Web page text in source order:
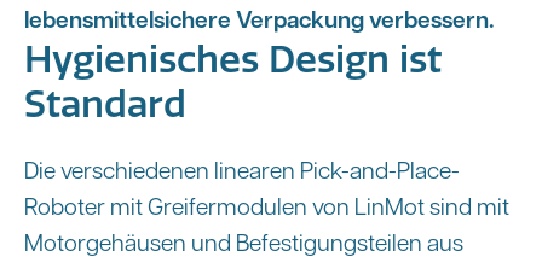
lebensmittelsichere Verpackung verbessern.
Hygienisches Design ist
Standard
Die verschiedenen linearen Pick-and-Place-
Roboter mit Greifermodulen von LinMot sind mit
Motorgehäusen und Befestigungsteilen aus